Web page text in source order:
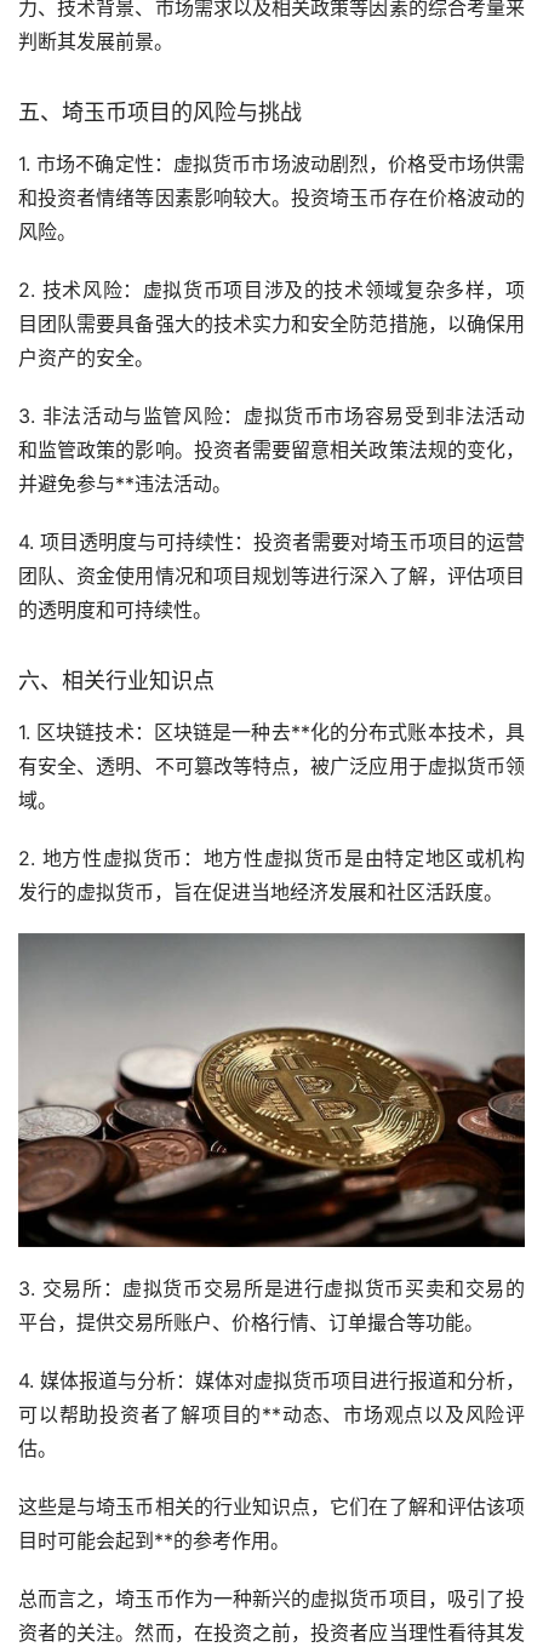
力、技术背景、市场需求以及相关政策等因素的综合考量来
判断其发展前景。
五、埼玉币项目的风险与挑战
1. 市场不确定性：虚拟货币市场波动剧烈，价格受市场供需
和投资者情绪等因素影响较大。投资埼玉币存在价格波动的
风险。
2. 技术风险：虚拟货币项目涉及的技术领域复杂多样，项
目团队需要具备强大的技术实力和安全防范措施，以确保用
户资产的安全。
3. 非法活动与监管风险：虚拟货币市场容易受到非法活动
和监管政策的影响。投资者需要留意相关政策法规的变化，
并避免参与**违法活动。
4. 项目透明度与可持续性：投资者需要对埼玉币项目的运营
团队、资金使用情况和项目规划等进行深入了解，评估项目
的透明度和可持续性。
六、相关行业知识点
1. 区块链技术：区块链是一种去**化的分布式账本技术，具
有安全、透明、不可篡改等特点，被广泛应用于虚拟货币领
域。
2. 地方性虚拟货币：地方性虚拟货币是由特定地区或机构
发行的虚拟货币，旨在促进当地经济发展和社区活跃度。
3. 交易所：虚拟货币交易所是进行虚拟货币买卖和交易的
平台，提供交易所账户、价格行情、订单撮合等功能。
4. 媒体报道与分析：媒体对虚拟货币项目进行报道和分析，
可以帮助投资者了解项目的**动态、市场观点以及风险评
估。
这些是与埼玉币相关的行业知识点，它们在了解和评估该项
目时可能会起到**的参考作用。
总而言之，埼玉币作为一种新兴的虚拟货币项目，吸引了投
资者的关注。然而，在投资之前，投资者应当理性看待其发